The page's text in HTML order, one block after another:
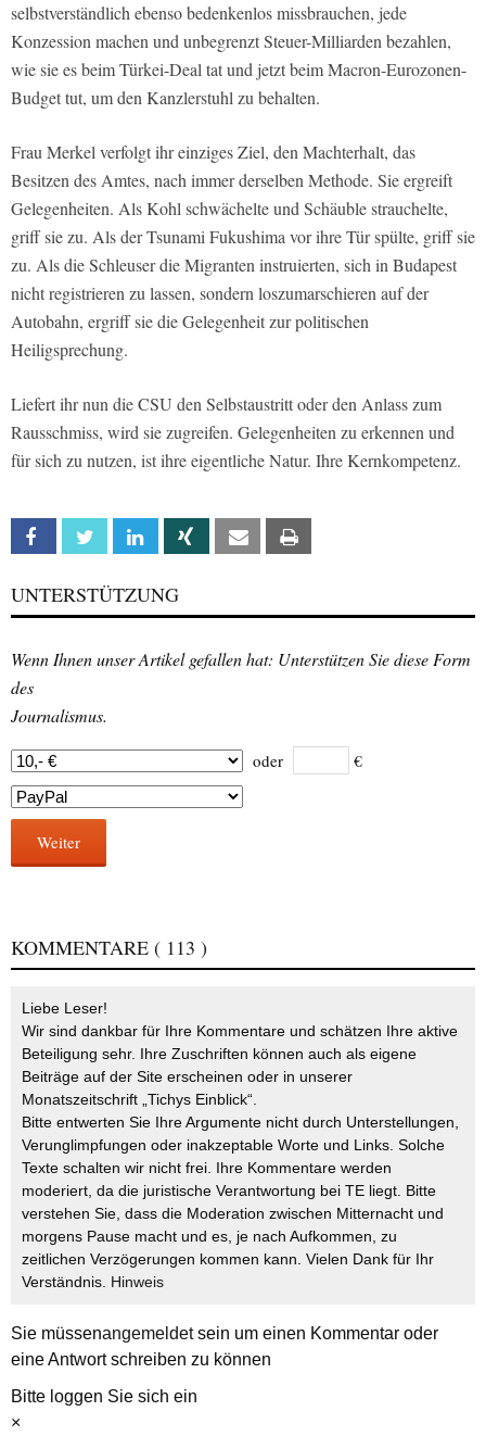
selbstverständlich ebenso bedenkenlos missbrauchen, jede
Konzession machen und unbegrenzt Steuer-Milliarden bezahlen,
wie sie es beim Türkei-Deal tat und jetzt beim Macron-Eurozonen-
Budget tut, um den Kanzlerstuhl zu behalten.
Frau Merkel verfolgt ihr einziges Ziel, den Machterhalt, das
Besitzen des Amtes, nach immer derselben Methode. Sie ergreift
Gelegenheiten. Als Kohl schwächelte und Schäuble strauchelte,
griff sie zu. Als der Tsunami Fukushima vor ihre Tür spülte, griff sie
zu. Als die Schleuser die Migranten instruierten, sich in Budapest
nicht registrieren zu lassen, sondern loszumarschieren auf der
Autobahn, ergriff sie die Gelegenheit zur politischen
Heiligsprechung.
Liefert ihr nun die CSU den Selbstaustritt oder den Anlass zum
Rausschmiss, wird sie zugreifen. Gelegenheiten zu erkennen und
für sich zu nutzen, ist ihre eigentliche Natur. Ihre Kernkompetenz.
Facebook Twitter Linkedin Xing Email
UNTERSTÜTZUNG
Wenn Ihnen unser Artikel gefallen hat: Unterstützen Sie diese Form
des
Journalismus.
oder €
Weiter
KOMMENTARE ( 113 )
Liebe Leser!
Wir sind dankbar für Ihre Kommentare und schätzen Ihre aktive
Beteiligung sehr. Ihre Zuschriften können auch als eigene
Beiträge auf der Site erscheinen oder in unserer
Monatszeitschrift „Tichys Einblick“.
Bitte entwerten Sie Ihre Argumente nicht durch Unterstellungen,
Verunglimpfungen oder inakzeptable Worte und Links. Solche
Texte schalten wir nicht frei. Ihre Kommentare werden
moderiert, da die juristische Verantwortung bei TE liegt. Bitte
verstehen Sie, dass die Moderation zwischen Mitternacht und
morgens Pause macht und es, je nach Aufkommen, zu
zeitlichen Verzögerungen kommen kann. Vielen Dank für Ihr
Verständnis. Hinweis
Sie müssenangemeldetsein um einen Kommentar oder
eine Antwort schreiben zu können
Bitte loggen Sie sich ein
×